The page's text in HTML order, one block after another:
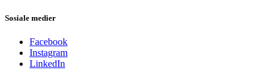
Sosiale medier
Facebook
Instagram
LinkedIn